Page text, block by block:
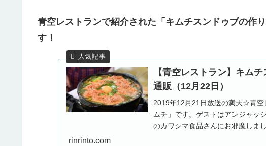
青空レストランで紹介された「キムチスンドゥブの作
す！
【青空レストラン】キム
通販（12月22日）
2019年12月21日放送の満天☆青空
ムチ」です。ゲストはアンジャッ
のカワシマ食品さんにお邪魔しま
rinrinto.com